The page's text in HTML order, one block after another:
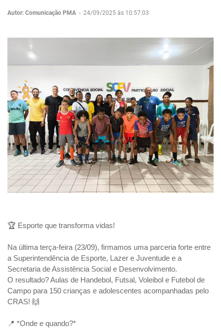
Autor: Comunicação PMA - 24/09/2025 às 10:57:03
🏆 Esporte que transforma vidas!
Na última terça-feira (23/09), firmamos uma parceria forte entre
a Superintendência de Esporte, Lazer e Juventude e a
Secretaria de Assistência Social e Desenvolvimento.
O resultado? Aulas de Handebol, Futsal, Voleibol e Futebol de
Campo para 150 crianças e adolescentes acompanhadas pelo
CRAS! 🙌
📍 *Onde e quando?*